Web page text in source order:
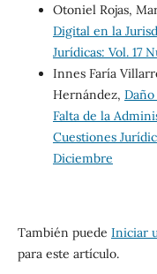
Otoniel Rojas,
Digital en la
Jurídicas: Vol. 17
Innes Faría
Hernández,
Falta de la
Cuestiones
Diciembre
También puede Iniciar
para este artículo.